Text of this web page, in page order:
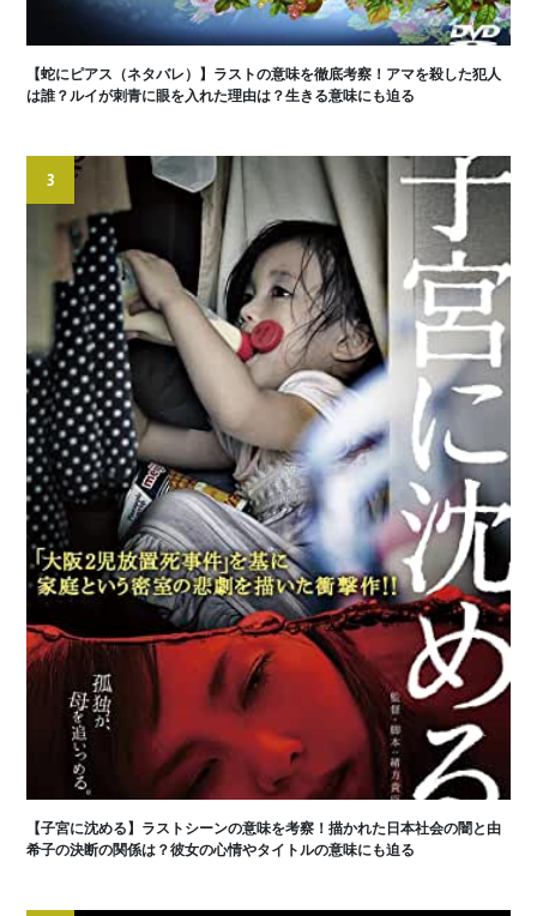
【蛇にピアス（ネタバレ）】ラストの意味を徹底考察！アマを殺した犯人
は誰？ルイが刺青に眼を入れた理由は？生きる意味にも迫る
3
【子宮に沈める】ラストシーンの意味を考察！描かれた日本社会の闇と由
希子の決断の関係は？彼女の心情やタイトルの意味にも迫る